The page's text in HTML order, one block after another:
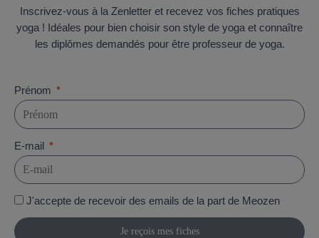
Inscrivez-vous à la Zenletter et recevez vos fiches pratiques
yoga ! Idéales pour bien choisir son style de yoga et connaître
les diplômes demandés pour être professeur de yoga.
Prénom
E-mail
J'accepte de recevoir des emails de la part de Meozen
Je reçois mes fiches